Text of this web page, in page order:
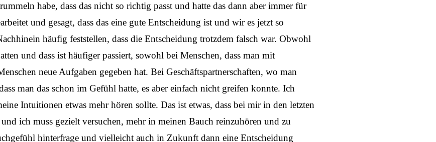
habe, dass das nicht so richtig passt und hatte das dann aber immer für
und gesagt, dass das eine gute Entscheidung ist und wir es jetzt so
häufig feststellen, dass die Entscheidung trotzdem falsch war. Obwohl
und dass ist häufiger passiert, sowohl bei Menschen, dass man mit
neue Aufgaben gegeben hat. Bei Geschäftspartnerschaften, wo man
man das schon im Gefühl hatte, es aber einfach nicht greifen konnte. Ich
Intuitionen etwas mehr hören sollte. Das ist etwas, dass bei mir in den letzten
ich muss gezielt versuchen, mehr in meinen Bauch reinzuhören und zu
hinterfrage und vielleicht auch in Zukunft dann eine Entscheidung